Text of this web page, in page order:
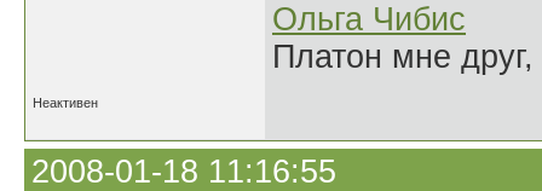
Ольга Чибис
Платон мне
Неактивен
2008-01-18 11:16:55